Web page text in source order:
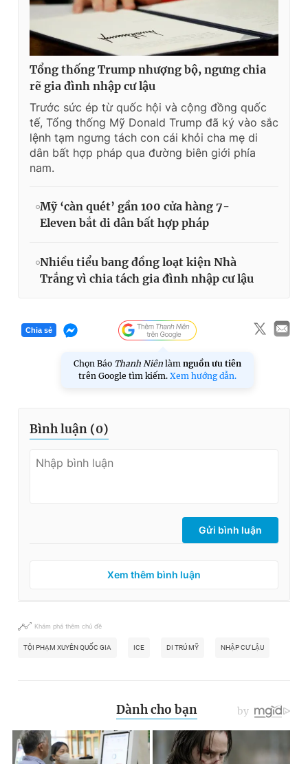
Tổng thống Trump nhượng bộ, ngưng chia
rẽ gia đình nhập cư lậu
Trước sức ép từ quốc hội và cộng đồng quốc
tế, Tổng thống Mỹ Donald Trump đã ký vào sắc
lệnh tạm ngưng tách con cái khỏi cha mẹ di
dân bất hợp pháp qua đường biên giới phía
nam.
Mỹ ‘càn quét’ gần 100 cửa hàng 7-
Eleven bắt di dân bất hợp pháp
Nhiều tiểu bang đồng loạt kiện Nhà
Trắng vì chia tách gia đình nhập cư lậu
Chia sẻ
Chọn Báo Thanh Niên làm nguồn ưu tiên
trên Google tìm kiếm. Xem hướng dẫn.
Bình luận (0)
Gửi bình luận
Xem thêm bình luận
Khám phá thêm chủ đề
TỘI PHẠM XUYÊN QUỐC GIA ICE DI TRÚ MỸ NHẬP CƯ LẬU